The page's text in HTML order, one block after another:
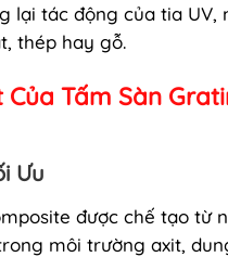
lại tác động của tia
thép hay gỗ.
Tấm Sàn
Ưu
được chế tạo từ
môi trường axit,